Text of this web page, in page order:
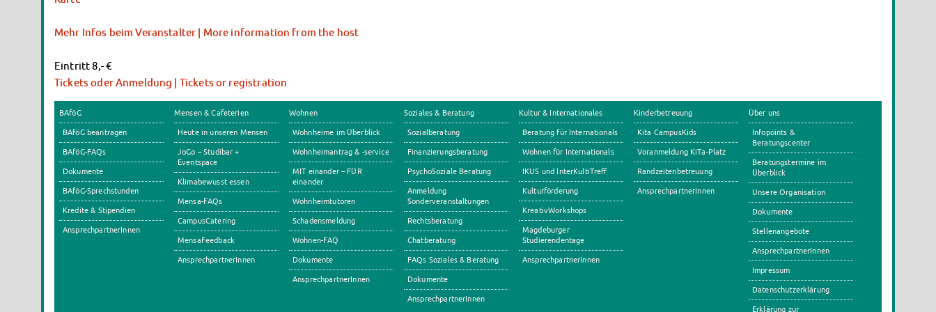
Mehr Infos beim Veranstalter | More information from the host
Eintritt 8,- €
Tickets oder Anmeldung | Tickets or registration
BAföG
BAföG beantragen
BAföG-FAQs
Dokumente
BAföG-Sprechstunden
Kredite & Stipendien
AnsprechpartnerInnen
Mensen & Cafeterien
Heute in unseren Mensen
JoGo – Studibar +
Eventspace
Klimabewusst essen
Mensa-FAQs
CampusCatering
MensaFeedback
AnsprechpartnerInnen
Wohnen
Wohnheime im Überblick
Wohnheimantrag & -service
MIT einander – FÜR
einander
Wohnheimtutoren
Schadensmeldung
Wohnen-FAQ
Dokumente
AnsprechpartnerInnen
Soziales & Beratung
Sozialberatung
Finanzierungsberatung
PsychoSoziale Beratung
Anmeldung
Sonderveranstaltungen
Rechtsberatung
Chatberatung
FAQs Soziales & Beratung
Dokumente
AnsprechpartnerInnen
Kultur & Internationales
Beratung für Internationals
Wohnen für Internationals
IKUS und InterKultiTreff
Kulturförderung
KreativWorkshops
Magdeburger
Studierendentage
AnsprechpartnerInnen
Kinderbetreuung
Kita CampusKids
Voranmeldung KiTa-Platz
Randzeitenbetreuung
AnsprechpartnerInnen
Über uns
Infopoints &
Beratungscenter
Beratungstermine im
Überblick
Unsere Organisation
Dokumente
Stellenangebote
AnsprechpartnerInnen
Impressum
Datenschutzerklärung
Erklärung zur